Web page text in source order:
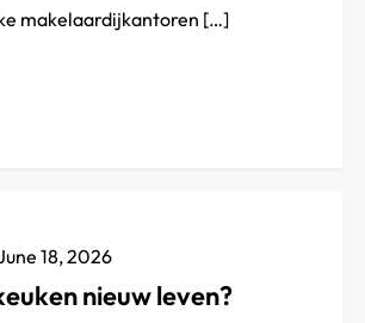
makelaardijkantoren […]
18, 2026
nieuw leven?